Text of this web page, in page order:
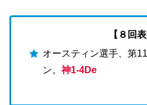
【８回表
オースティン選手、第
ン。神1-4De